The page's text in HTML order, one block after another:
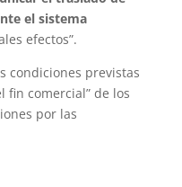
el sistema
efectos”.
condiciones previstas
fin comercial” de los
por las